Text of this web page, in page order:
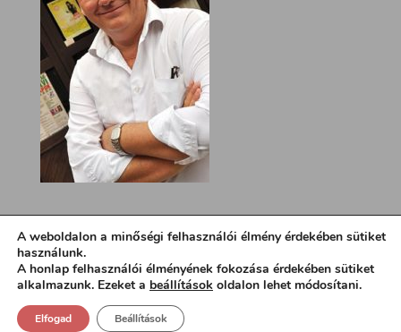
Design:
A weboldalon a minőségi felhasználói élmény érdekében sütiket
használunk.
A honlap felhasználói élményének fokozása érdekében sütiket
alkalmazunk. Ezeket a beállítások oldalon lehet módosítani.
Elfogad Beállítások